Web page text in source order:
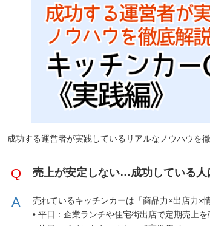
日
時
成功する運営者が実践しているリアルなノウハウを徹
売上が安定しない…成功している人
売れているキッチンカーは「商品力×出店力×
• 平日：企業ランチや住宅街出店で定期売上を